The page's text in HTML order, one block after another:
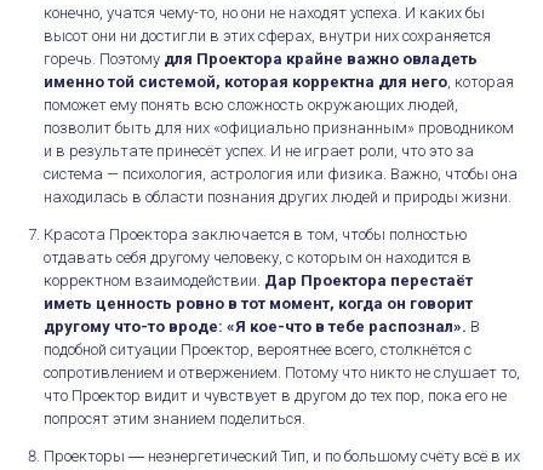
конечно, учатся чему-то, но они не находят успеха. И каких бы
высот они ни достигли в этих сферах, внутри них сохраняется
горечь. Поэтому для Проектора крайне важно овладеть
именно той системой, которая корректна для него , которая
поможет ему понять всю сложность окружающих людей,
позволит быть для них «официально признанным» проводником
и в результате принесёт успех. И не играет роли, что это за
система — психология, астрология или физика. Важно, чтобы она
находилась в области познания других людей и природы жизни.
Красота Проектора заключается в том, чтобы полностью
отдавать себя другому человеку, с которым он находится в
корректном взаимодействии. Дар Проектора перестаёт
иметь ценность ровно в тот момент, когда он говорит
другому что-то вроде: «Я кое-что в тебе распознал». В
подобной ситуации Проектор, вероятнее всего, столкнётся с
сопротивлением и отвержением. Потому что никто не слушает то,
что Проектор видит и чувствует в другом до тех пор, пока его не
попросят этим знанием поделиться.
Проекторы ― неэнергетический Тип, и по большому счёту всё в их